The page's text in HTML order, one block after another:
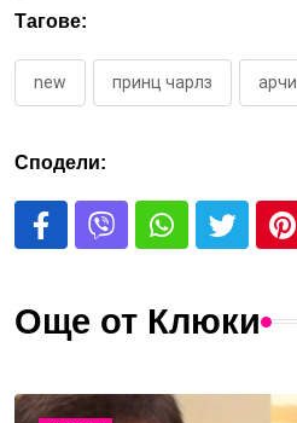
Тагове:
new принц чарлз арчи
Сподели:
Още от Клюки